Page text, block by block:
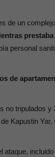
de un
personal
de
no tripulados
Kapustin
ataque,